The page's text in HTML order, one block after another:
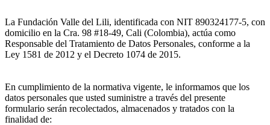
La Fundación Valle del Lili, identificada con NIT 890324177-5, con
domicilio en la Cra. 98 #18-49, Cali (Colombia), actúa como
Responsable del Tratamiento de Datos Personales, conforme a la
Ley 1581 de 2012 y el Decreto 1074 de 2015.
En cumplimiento de la normativa vigente, le informamos que los
datos personales que usted suministre a través del presente
formulario serán recolectados, almacenados y tratados con la
finalidad de: